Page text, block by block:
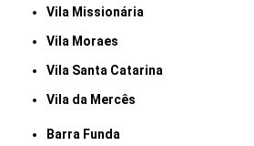
Vila Missionária
Vila Moraes
Vila Santa Catarina
Vila da Mercês
Barra Funda